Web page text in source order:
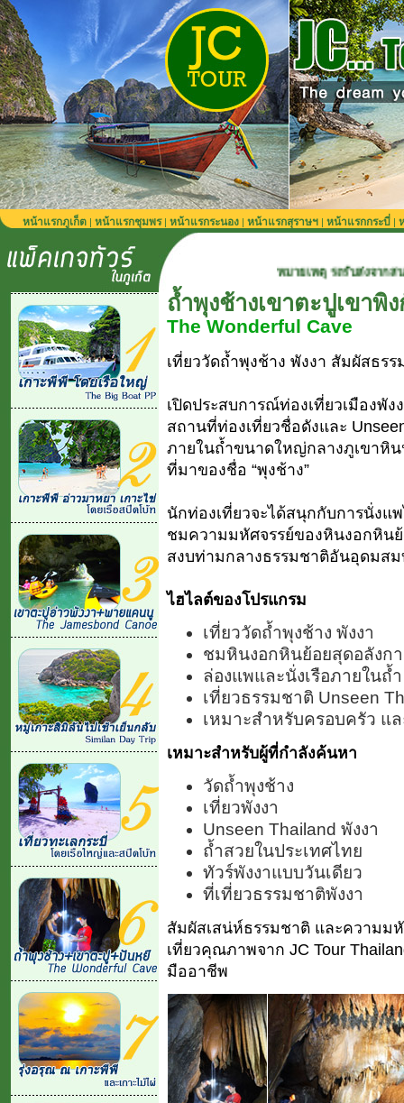
หน้าแรกภูเก็ต | หน้าแรกชุมพร| หน้าแรกระนอง | หน้าแรกสุราษฯ | หน้าแรกกระบี่ |
หมายเหตุ รถรับส่งจากสนามบินภูเก็ต
ถ้ำพุงช้างเขาตะปูเขาพิ
The Wonderful Cave
เที่ยววัดถ้ำพุงช้าง พังงา สัมผัสธ
เปิดประสบการณ์ท่องเที่ยวเมืองพั
สถานที่ท่องเที่ยวชื่อดังและ
ภายในถ้ำขนาดใหญ่กลางภูเขาหิ
ที่มาของชื่อ “พุงช้าง”
นักท่องเที่ยวจะได้สนุกกับการนั่งแ
ชมความมหัศจรรย์ของหินงอกหินย้
สงบท่ามกลางธรรมชาติอันอุดมส
ไฮไลต์ของโปรแกรม
เที่ยววัดถ้ำพุงช้าง พังงา
ชมหินงอกหินย้อยสุดอลังก
ล่องแพและนั่งเรือภายในถ้ำ
เที่ยวธรรมชาติ Unseen
เหมาะสำหรับครอบครัว แ
เหมาะสำหรับผู้ที่กำลังค้นหา
วัดถ้ำพุงช้าง
เที่ยวพังงา
Unseen Thailand พังงา
ถ้ำสวยในประเทศไทย
ทัวร์พังงาแบบวันเดียว
ที่เที่ยวธรรมชาติพังงา
สัมผัสเสน่ห์ธรรมชาติ และความม
เที่ยวคุณภาพจาก JC Tour
มืออาชีพ